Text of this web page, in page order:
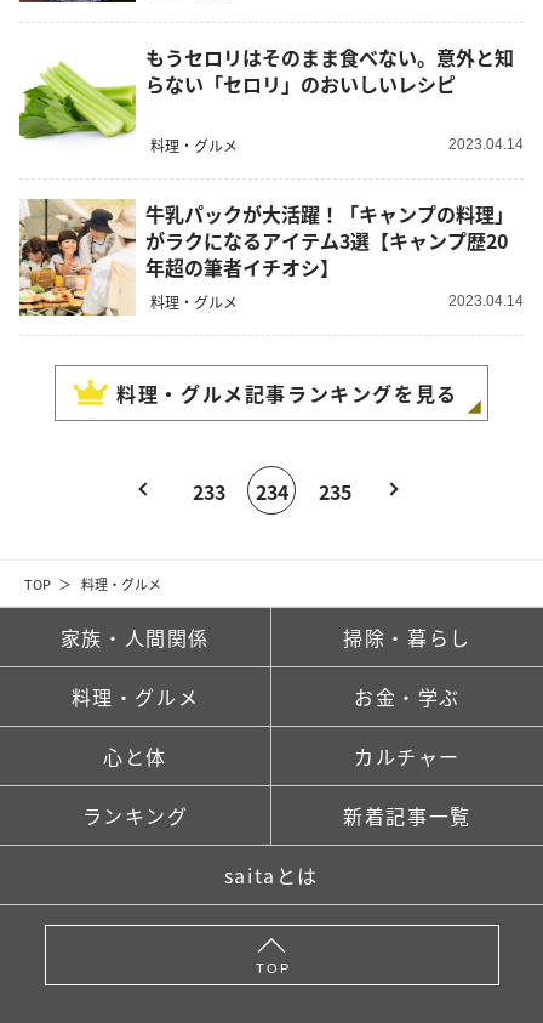
TOP 料理・グルメ
もうセロリはそのまま食べない。意外と知
らない「セロリ」のおいしいレシピ
料理・グルメ 2023.04.14
牛乳パックが大活躍！「キャンプの料理」
がラクになるアイテム3選【キャンプ歴20
年超の筆者イチオシ】
料理・グルメ 2023.04.14
料理・グルメ記事ランキングを見る
233 234 235
家族・人間関係 掃除・暮らし
料理・グルメ お金・学ぶ
心と体 カルチャー
ランキング 新着記事一覧
saitaとは
TOP